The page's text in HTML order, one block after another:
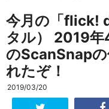
今月の「flick!
タル） 2019
のScanSnap
れたぞ！
2019/03/20